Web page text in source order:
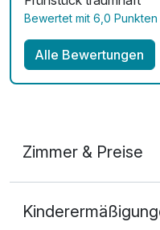
Bewertet mit 6,0 Punkten
Alle Bewertungen
Zimmer & Preise
2 Erwachsene